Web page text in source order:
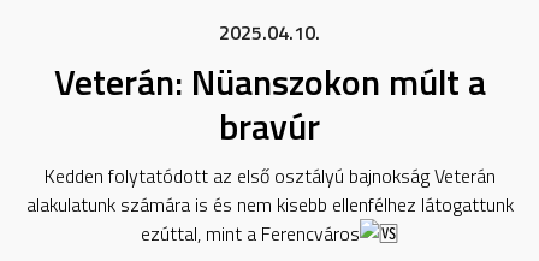
2025.04.10.
Veterán: Nüanszokon múlt a
bravúr
Kedden folytatódott az első osztályú bajnokság Veterán
alakulatunk számára is és nem kisebb ellenfélhez látogattunk
ezúttal, mint a Ferencváros